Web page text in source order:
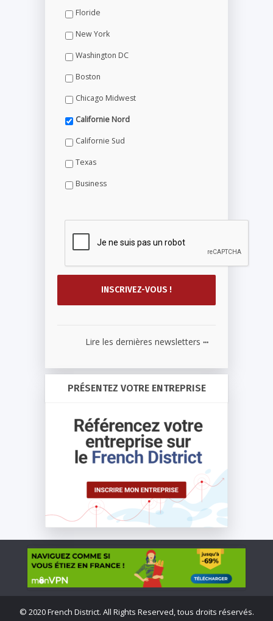
Floride
New York
Washington DC
Boston
Chicago Midwest
Californie Nord
Californie Sud
Texas
Business
Lire les dernières newsletters ...
PRÉSENTEZ VOTRE ENTREPRISE
© 2020 French District. All Rights Reserved, tous droits réservés.